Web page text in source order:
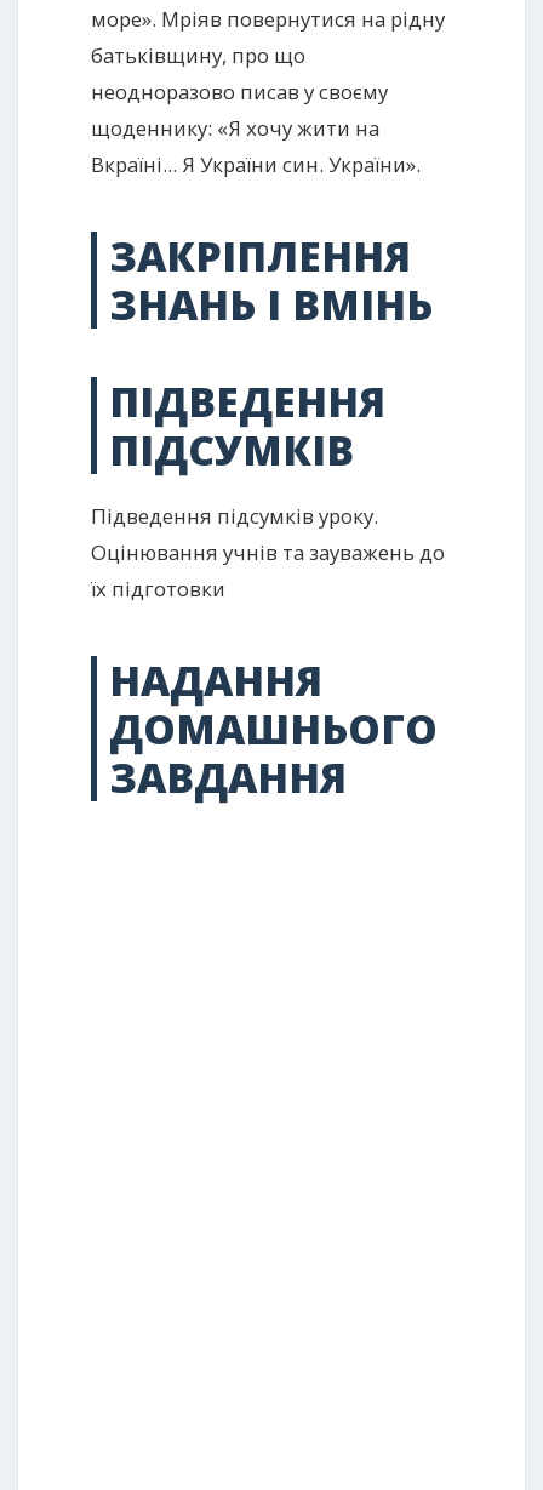
море». Мріяв повернутися на рідну
батьківщину, про що
неодноразово писав у своєму
щоденнику: «Я хочу жити на
Вкраїні... Я України син. України».
ЗАКРІПЛЕННЯ
ЗНАНЬ І ВМІНЬ
ПІДВЕДЕННЯ
ПІДСУМКІВ
Підведення підсумків уроку.
Оцінювання учнів та зауважень до
їх підготовки
НАДАННЯ
ДОМАШНЬОГО
ЗАВДАННЯ